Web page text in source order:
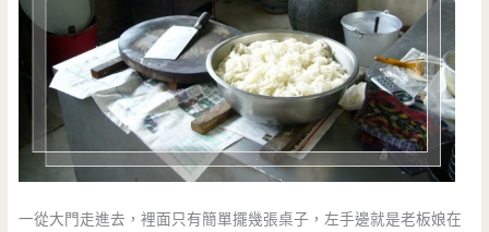
一從大門走進去，裡面只有簡單擺幾張桌子，左手邊就是老板娘在